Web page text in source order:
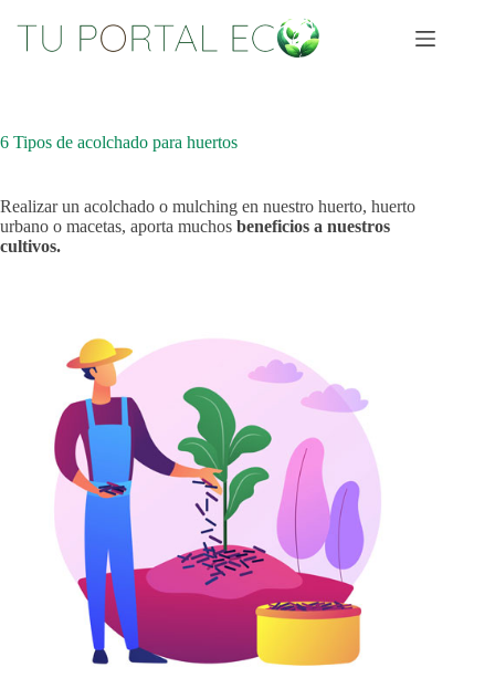
contenido
6 Tipos de acolchado para huertos
Realizar un acolchado o mulching en nuestro huerto, huerto
urbano o macetas, aporta muchos beneficios a nuestros
cultivos.